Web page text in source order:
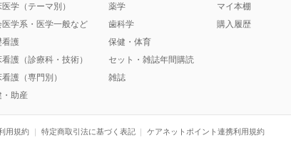
学（テーマ別）
医学系・医学一般など
看護
護（診療科・技術）
護（専門別）
・助産
薬学
歯科学
保健・体育
セット・雑誌年間購読
雑誌
マイ本棚
購入履歴
用規約 特定商取引法に基づく表記 ケアネットポイント連携利用規約